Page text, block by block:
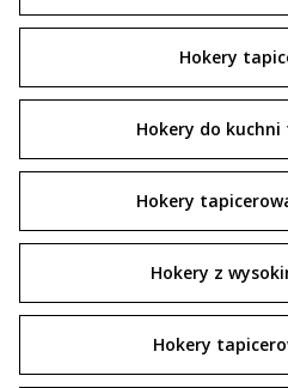
Hokery
Hokery do
Hokery
Hokery z
Hokery